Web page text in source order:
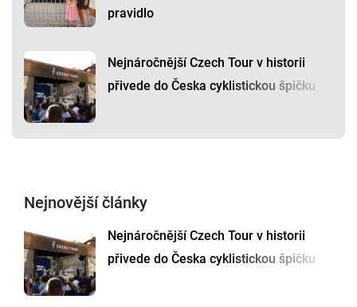
pravidlo
Nejnáročnější Czech Tour v historii
přivede do Česka cyklistickou špičku
Nejnovější články
Nejnáročnější Czech Tour v historii
přivede do Česka cyklistickou špičku